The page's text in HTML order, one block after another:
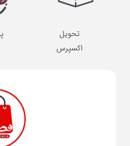
تحویل
اکسپرس